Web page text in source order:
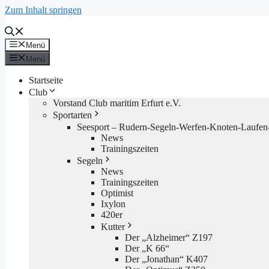
Zum Inhalt springen
Menü
Menü
Startseite
Club
Vorstand Club maritim Erfurt e.V.
Sportarten
Seesport – Rudern-Segeln-Werfen-Knoten-
News
Trainingszeiten
Segeln
News
Trainingszeiten
Optimist
Ixylon
420er
Kutter
Der „Alzheimer“ Z197
Der „K 66“
Der „Jonathan“ K407